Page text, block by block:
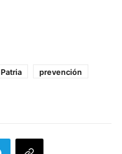
prevención